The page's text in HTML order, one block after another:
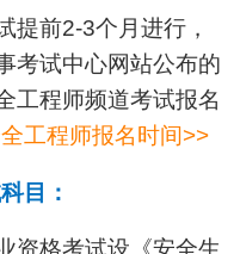
提前2-3个月进行，
考试中心网站公布的
工程师频道考试报名
工程师报名时间>>
目：